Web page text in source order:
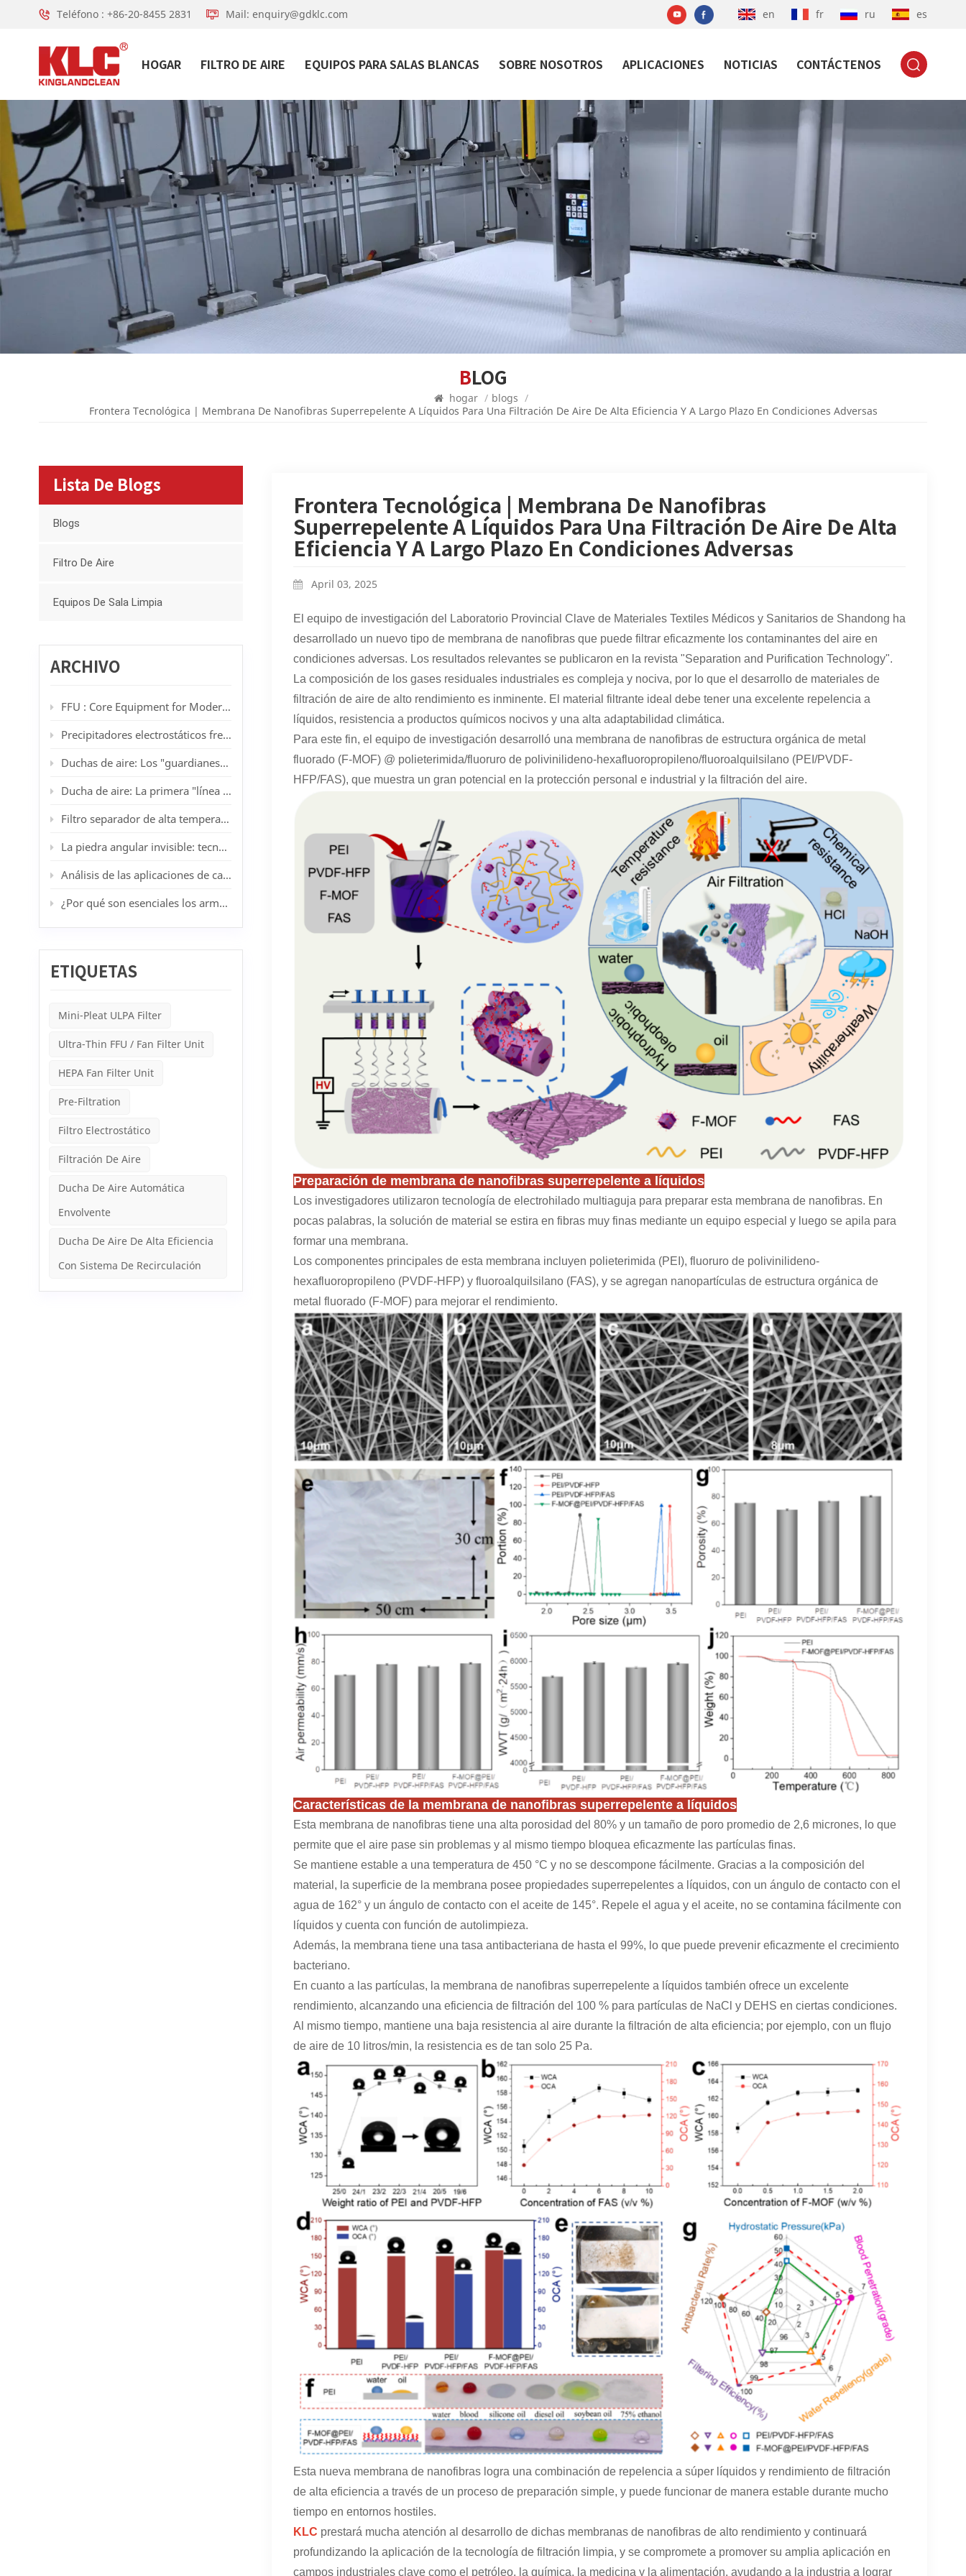
Teléfono : +86-20-8455 2831 Mail: enquiry@gdklc.com en fr ru es
HOGAR FILTRO DE AIRE EQUIPOS PARA SALAS BLANCAS SOBRE NOSOTROS APLICACIONES NOTICIAS CONTÁCTENOS
BLOG
hogar / blogs /
Frontera Tecnológica | Membrana De Nanofibras Superrepelente A Líquidos Para Una Filtración De Aire De Alta Eficiencia Y A Largo Plazo En Condiciones Adversas
Frontera Tecnológica | Membrana De Nanofibras
Superrepelente A Líquidos Para Una Filtración De Aire De Alta
Eficiencia Y A Largo Plazo En Condiciones Adversas
April 03, 2025
El equipo de investigación del Laboratorio Provincial Clave de Materiales Textiles Médicos y Sanitarios de Shandong ha
desarrollado un nuevo tipo de membrana de nanofibras que puede filtrar eficazmente los contaminantes del aire en
condiciones adversas. Los resultados relevantes se publicaron en la revista "Separation and Purification Technology".
La composición de los gases residuales industriales es compleja y nociva, por lo que el desarrollo de materiales de
filtración de aire de alto rendimiento es inminente. El material filtrante ideal debe tener una excelente repelencia a
líquidos, resistencia a productos químicos nocivos y una alta adaptabilidad climática.
Para este fin, el equipo de investigación desarrolló una membrana de nanofibras de estructura orgánica de metal
fluorado (F-MOF) @ polieterimida/fluoruro de polivinilideno-hexafluoropropileno/fluoroalquilsilano (PEI/PVDF-
HFP/FAS), que muestra un gran potencial en la protección personal e industrial y la filtración del aire.
Preparación de membrana de nanofibras superrepelente a líquidos
Los investigadores utilizaron tecnología de electrohilado multiaguja para preparar esta membrana de nanofibras. En
pocas palabras, la solución de material se estira en fibras muy finas mediante un equipo especial y luego se apila para
formar una membrana.
Los componentes principales de esta membrana incluyen polieterimida (PEI), fluoruro de polivinilideno-
hexafluoropropileno (PVDF-HFP) y fluoroalquilsilano (FAS), y se agregan nanopartículas de estructura orgánica de
metal fluorado (F-MOF) para mejorar el rendimiento.
Características de la membrana de nanofibras superrepelente a líquidos
Esta membrana de nanofibras tiene una alta porosidad del 80% y un tamaño de poro promedio de 2,6 micrones, lo que
permite que el aire pase sin problemas y al mismo tiempo bloquea eficazmente las partículas finas.
Se mantiene estable a una temperatura de 450 °C y no se descompone fácilmente. Gracias a la composición del
material, la superficie de la membrana posee propiedades superrepelentes a líquidos, con un ángulo de contacto con el
agua de 162° y un ángulo de contacto con el aceite de 145°. Repele el agua y el aceite, no se contamina fácilmente con
líquidos y cuenta con función de autolimpieza.
Además, la membrana tiene una tasa antibacteriana de hasta el 99%, lo que puede prevenir eficazmente el crecimiento
bacteriano.
En cuanto a las partículas, la membrana de nanofibras superrepelente a líquidos también ofrece un excelente
rendimiento, alcanzando una eficiencia de filtración del 100 % para partículas de NaCl y DEHS en ciertas condiciones.
Al mismo tiempo, mantiene una baja resistencia al aire durante la filtración de alta eficiencia; por ejemplo, con un flujo
de aire de 10 litros/min, la resistencia es de tan solo 25 Pa.
Esta nueva membrana de nanofibras logra una combinación de repelencia a súper líquidos y rendimiento de filtración
de alta eficiencia a través de un proceso de preparación simple, y puede funcionar de manera estable durante mucho
tiempo en entornos hostiles.
KLC prestará mucha atención al desarrollo de dichas membranas de nanofibras de alto rendimiento y continuará
profundizando la aplicación de la tecnología de filtración limpia, y se compromete a promover su amplia aplicación en
campos industriales clave como el petróleo, la química, la medicina y la alimentación, ayudando a la industria a lograr
Lista De Blogs
Blogs
Filtro De Aire
Equipos De Sala Limpia
ARCHIVO
FFU : Core Equipment for Modern Cleanrooms
Precipitadores electrostáticos frente a filtros HEPA: Cuando la filtración lavable supera a los medios desechables
Duchas de aire: Los "guardianes" de las salas blancas
Ducha de aire: La primera "línea de defensa de purificación" para salas blancas
Filtro separador de alta temperatura de 450 °C de KLC: Solución a los desafíos de filtración a alta temperatura en la pintura por pulverización y la fabricación de automóviles.
La piedra angular invisible: tecnología, industria y tendencias futuras de las salas blancas
Análisis de las aplicaciones de campanas de flujo laminar en diferentes industrias: desde los principios básicos hasta los escenarios prácticos.
¿Por qué son esenciales los armarios libres de polvo para los talleres en salas blancas?
ETIQUETAS
Mini-Pleat ULPA Filter
Ultra-Thin FFU / Fan Filter Unit
HEPA Fan Filter Unit
Pre-Filtration
Filtro Electrostático
Filtración De Aire
Ducha De Aire Automática
Envolvente
Ducha De Aire De Alta Eficiencia
Con Sistema De Recirculación